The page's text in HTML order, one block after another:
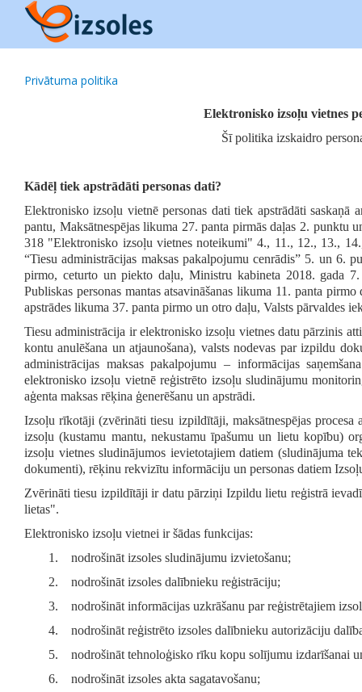
Privātuma politika
Elektronisko izsoļu vietnes
Šī politika izskaidro
Kādēļ tiek apstrādāti personas dati?
Elektronisko izsoļu vietnē personas dati tiek apstrādāti saskaņā
pantu, Maksātnespējas likuma 27. panta pirmās daļas 2.
318 "Elektronisko izsoļu vietnes noteikumi" 4., 11., 12., 13.,
“Tiesu administrācijas maksas pakalpojumu cenrādis” 5. un 6.
pirmo, ceturto un piekto daļu, Ministru kabineta 2018. gada
Publiskas personas mantas atsavināšanas likuma 11. panta
apstrādes likuma 37. panta pirmo un otro daļu, Valsts pārvaldes
Tiesu administrācija ir elektronisko izsoļu vietnes datu pārzinis
kontu anulēšana un atjaunošana), valsts nodevas par izpildu
administrācijas maksas pakalpojumu – informācijas
elektronisko izsoļu vietnē reģistrēto izsoļu sludinājumu
aģenta maksas rēķina ģenerēšanu un apstrādi.
Izsoļu rīkotāji (zvērināti tiesu izpildītāji, maksātnespējas
izsoļu (kustamu mantu, nekustamu īpašumu un lietu kopību)
izsoļu vietnes sludinājumos ievietotajiem datiem (sludinājuma
dokumenti), rēķinu rekvizītu informāciju un personas datiem
Zvērināti tiesu izpildītāji ir datu pārziņi Izpildu lietu reģistrā
lietas".
Elektronisko izsoļu vietnei ir šādas funkcijas:
1. nodrošināt izsoles sludinājumu izvietošanu;
2. nodrošināt izsoles dalībnieku reģistrāciju;
3. nodrošināt informācijas uzkrāšanu par reģistrētajiem
4. nodrošināt reģistrēto izsoles dalībnieku autorizāciju
5. nodrošināt tehnoloģisko rīku kopu solījumu izdarīšanai
6. nodrošināt izsoles akta sagatavošanu;